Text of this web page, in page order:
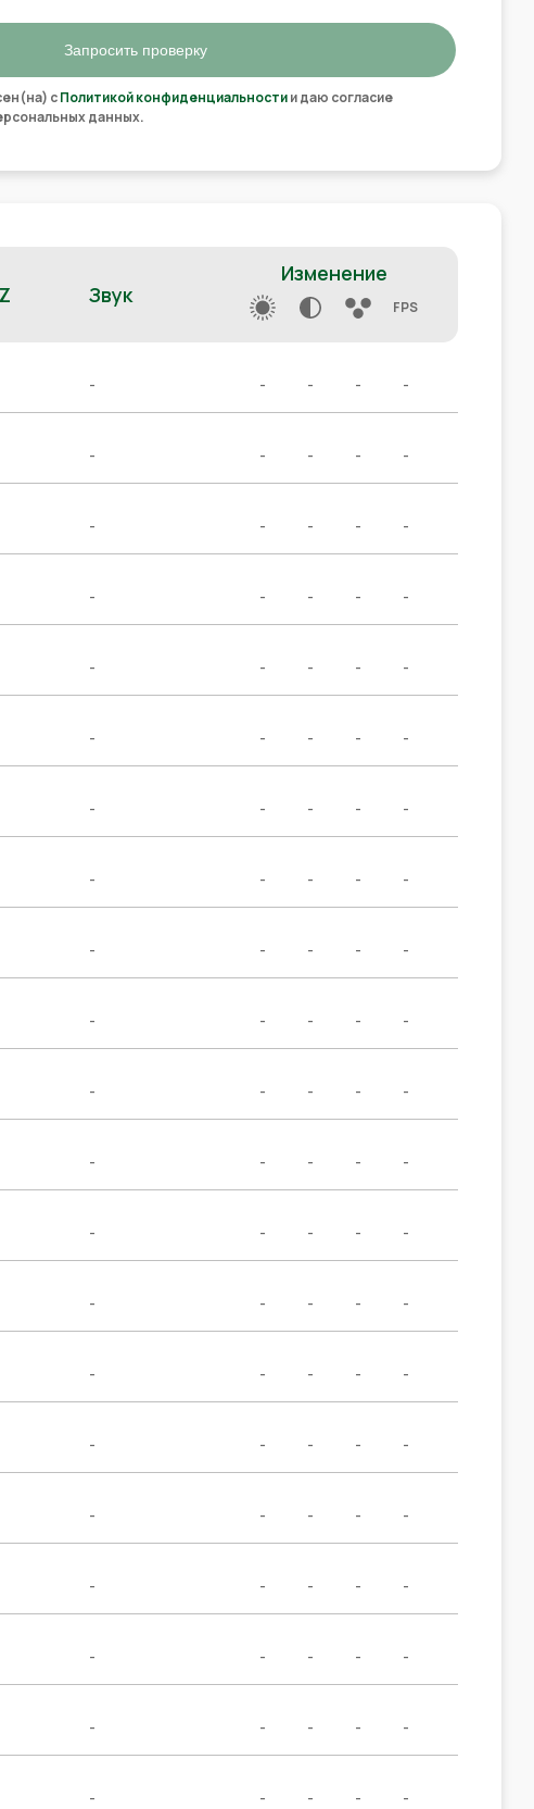
Запросить проверку
сПолитикой конфиденциальностии даю согласие
данных.
Звук
Изменение
FPS
- - - - -
- - - - -
- - - - -
- - - - -
- - - - -
- - - - -
- - - - -
- - - - -
- - - - -
- - - - -
- - - - -
- - - - -
- - - - -
- - - - -
- - - - -
- - - - -
- - - - -
- - - - -
- - - - -
- - - - -
- - - - -